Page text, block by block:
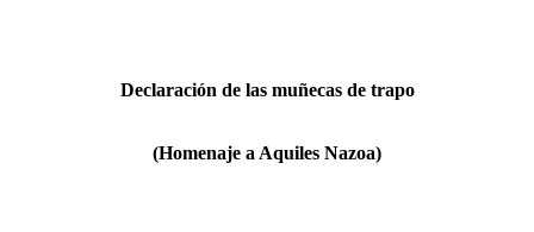
Declaración de las muñecas de trapo
(Homenaje a Aquiles Nazoa)